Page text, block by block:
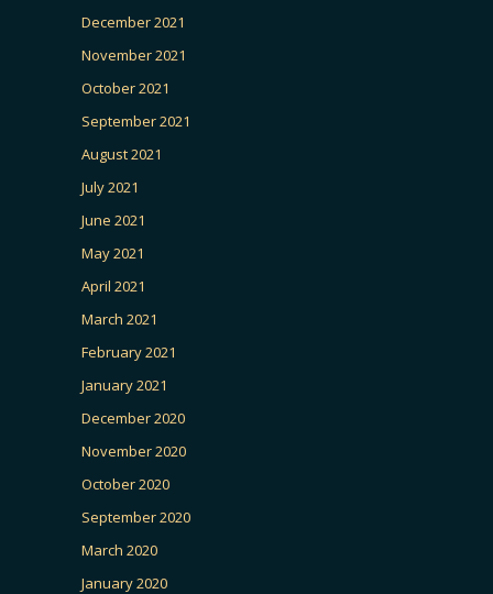
December 2021
November 2021
October 2021
September 2021
August 2021
July 2021
June 2021
May 2021
April 2021
March 2021
February 2021
January 2021
December 2020
November 2020
October 2020
September 2020
March 2020
January 2020